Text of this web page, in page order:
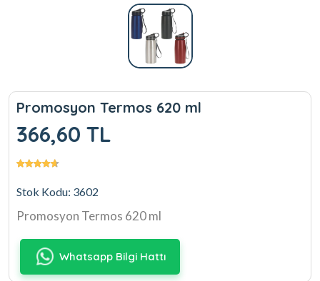
Promosyon Termos 620 ml
366,60 TL
Stok Kodu: 3602
Promosyon Termos 620 ml
Whatsapp Bilgi Hattı